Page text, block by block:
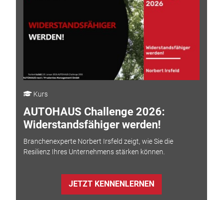
Kurs
AUTOHAUS Challenge 2026:
Widerstandsfähiger werden!
Branchenexperte Norbert Irsfeld zeigt, wie Sie die
Resilienz Ihres Unternehmens stärken können.
JETZT KENNENLERNEN